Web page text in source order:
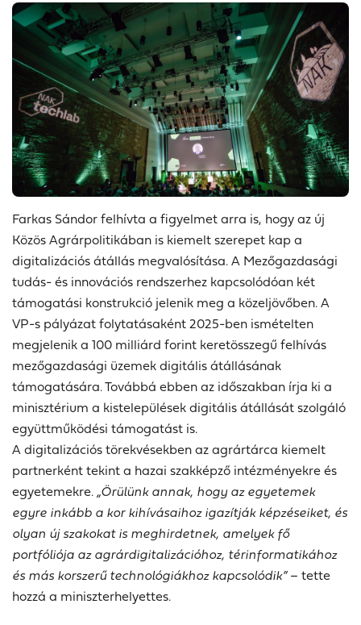
Farkas Sándor felhívta a figyelmet arra is, hogy az új
Közös Agrárpolitikában is kiemelt szerepet kap a
digitalizációs átállás megvalósítása. A Mezőgazdasági
tudás- és innovációs rendszerhez kapcsolódóan két
támogatási konstrukció jelenik meg a közeljövőben. A
VP-s pályázat folytatásaként 2025-ben ismételten
megjelenik a 100 milliárd forint keretösszegű felhívás
mezőgazdasági üzemek digitális átállásának
támogatására. Továbbá ebben az időszakban írja ki a
minisztérium a kistelepülések digitális átállását szolgáló
együttműködési támogatást is.
A digitalizációs törekvésekben az agrártárca kiemelt
partnerként tekint a hazai szakképző intézményekre és
egyetemekre.„Örülünk annak, hogy az egyetemek
egyre inkább a kor kihívásaihoz igazítják képzéseiket, és
olyan új szakokat is meghirdetnek, amelyek fő
portfóliója az agrárdigitalizációhoz, térinformatikához
és más korszerű technológiákhoz kapcsolódik”– tette
hozzá a miniszterhelyettes.